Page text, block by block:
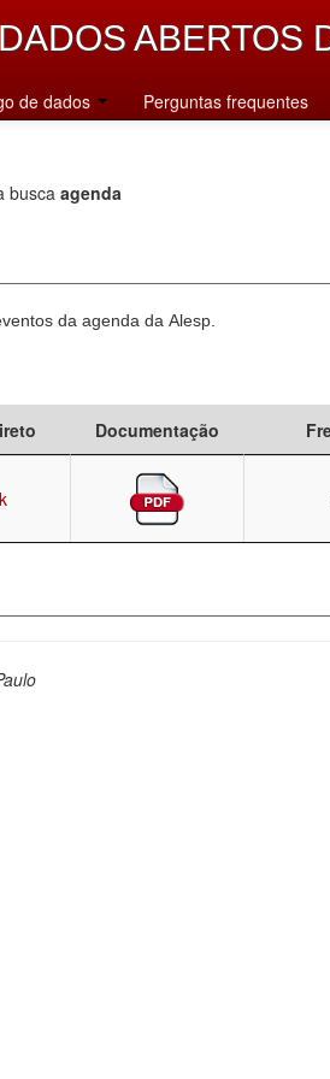
ABERTOS
de dados Perguntas frequentes
busca agenda
da agenda da Alesp.
Documentação